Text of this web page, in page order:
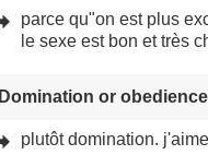
parce qu"on est plus
le sexe est bon et très
or
plutôt domination.